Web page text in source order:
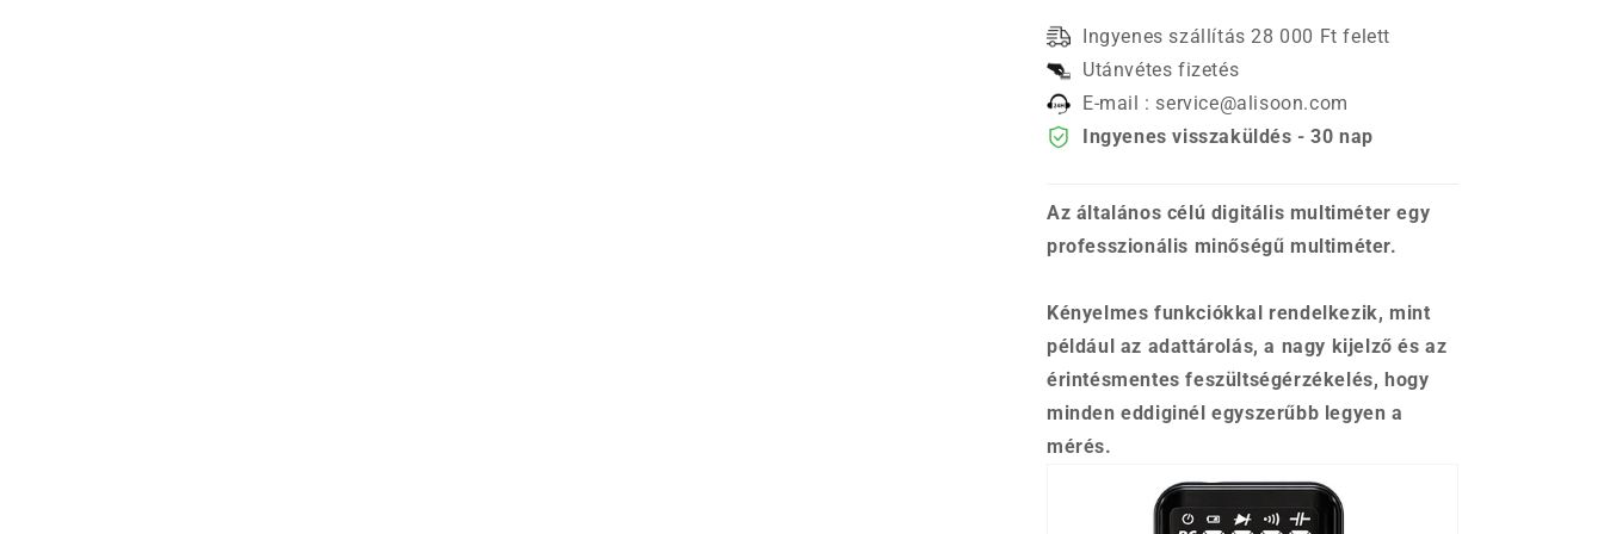
Ingyenes szállítás 28 000 Ft felett
Utánvétes fizetés
E-mail : service@alisoon.com
Ingyenes visszaküldés - 30 nap
Az általános célú digitális multiméter egy
professzionális minőségű multiméter.
Kényelmes funkciókkal rendelkezik, mint
például az adattárolás, a nagy kijelző és az
érintésmentes feszültségérzékelés, hogy
minden eddiginél egyszerűbb legyen a
mérés.